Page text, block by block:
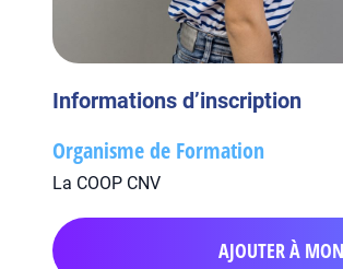
Informations d’inscription
Organisme de Formation
La COOP CNV
AJOUTER À